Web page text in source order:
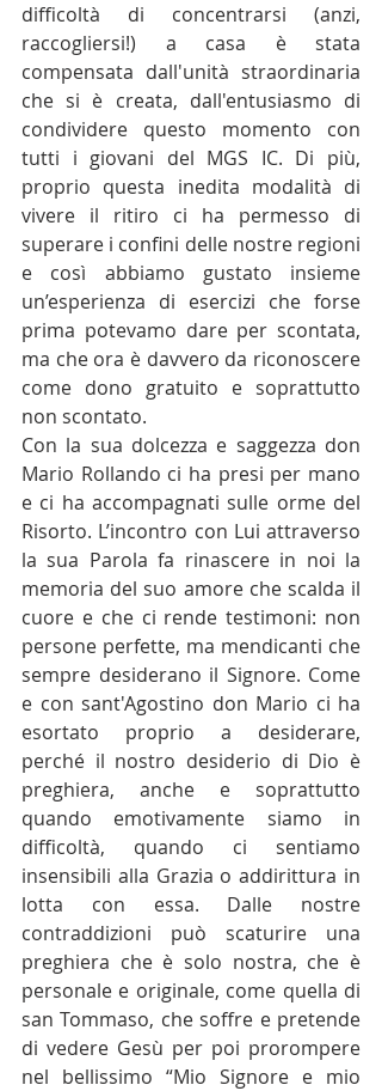
difficoltà di concentrarsi (anzi,
raccogliersi!) a casa è stata
compensata dall'unità straordinaria
che si è creata, dall'entusiasmo di
condividere questo momento con
tutti i giovani del MGS IC. Di più,
proprio questa inedita modalità di
vivere il ritiro ci ha permesso di
superare i confini delle nostre regioni
e così abbiamo gustato insieme
un’esperienza di esercizi che forse
prima potevamo dare per scontata,
ma che ora è davvero da riconoscere
come dono gratuito e soprattutto
non scontato.
Con la sua dolcezza e saggezza don
Mario Rollando ci ha presi per mano
e ci ha accompagnati sulle orme del
Risorto. L’incontro con Lui attraverso
la sua Parola fa rinascere in noi la
memoria del suo amore che scalda il
cuore e che ci rende testimoni: non
persone perfette, ma mendicanti che
sempre desiderano il Signore. Come
e con sant'Agostino don Mario ci ha
esortato proprio a desiderare,
perché il nostro desiderio di Dio è
preghiera, anche e soprattutto
quando emotivamente siamo in
difficoltà, quando ci sentiamo
insensibili alla Grazia o addirittura in
lotta con essa. Dalle nostre
contraddizioni può scaturire una
preghiera che è solo nostra, che è
personale e originale, come quella di
san Tommaso, che soffre e pretende
di vedere Gesù per poi prorompere
nel bellissimo “Mio Signore e mio